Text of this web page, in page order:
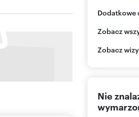
Dodatkowe
ul.
665
Zobacz
Zobacz
Nie